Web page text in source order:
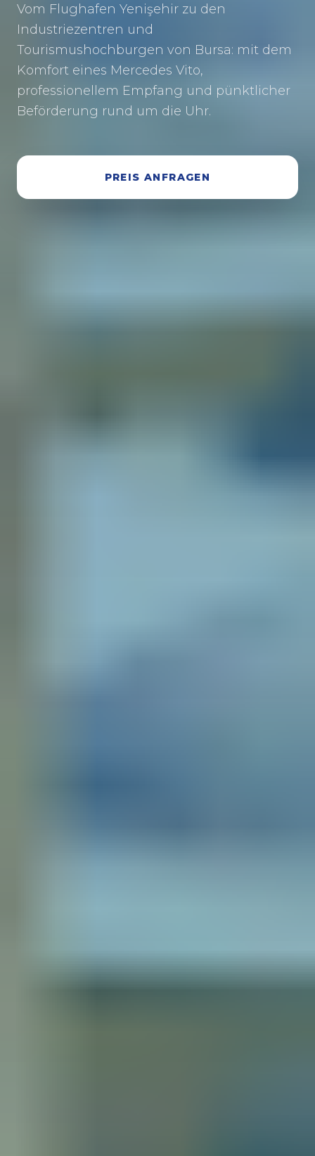
Vom Flughafen Yenişehir zu den
Industriezentren und
Tourismushochburgen von Bursa: mit dem
Komfort eines Mercedes Vito,
professionellem Empfang und pünktlicher
Beförderung rund um die Uhr.
PREIS ANFRAGEN